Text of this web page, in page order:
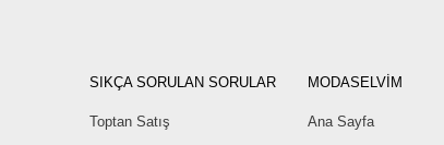
SIKÇA SORULAN SORULAR
Toptan Satış
MODASELVİM
Ana Sayfa